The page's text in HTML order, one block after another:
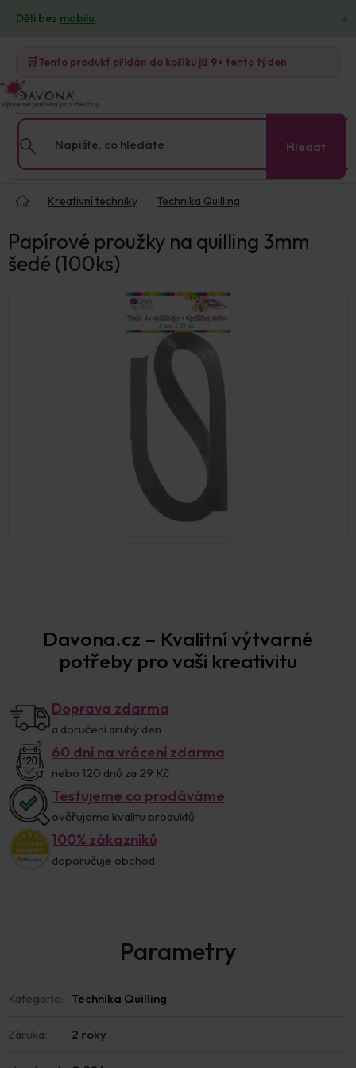
obsah
Děti bez mobilu.
🛒Tento produkt přidán do košíku již 9× tento týden
Hledat
Kreativní techniky
Technika Quilling
Papírové proužky na quilling 3mm
šedé (100ks)
Davona.cz – Kvalitní výtvarné
potřeby pro vaši kreativitu
Doprava zdarma
a doručení druhý den
60 dní na vrácení zdarma
nebo 120 dnů za 29 Kč
Testujeme co prodáváme
ověřujeme kvalitu produktů
100% zákazníků
doporučuje obchod
Kategorie: Technika Quilling
Záruka: 2 roky